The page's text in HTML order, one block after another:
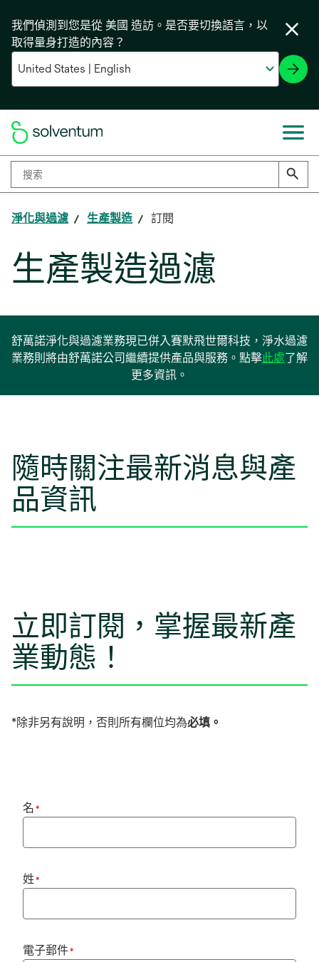
我們偵測到您是從 美國 造訪。是否要切換語言，以
取得量身打造的內容？
淨化與過濾 生產製造 訂閱
生產製造過濾
舒萬諾淨化與過濾業務現已併入賽默飛世爾科技，淨水過濾
業務則將由舒萬諾公司繼續提供產品與服務。點擊此處在
啟
了解
更多資訊。
隨時關注最新消息與產
品資訊
立即訂閱，掌握最新產
業動態！
*除非另有說明，否則所有欄位均為必填。
名 *
姓*
電子郵件*